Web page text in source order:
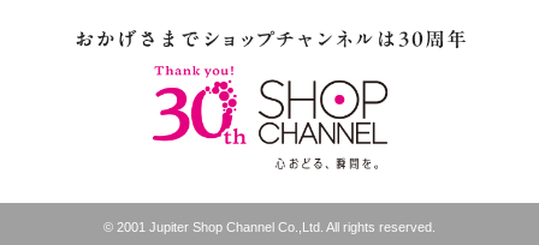
© 2001 Jupiter Shop Channel Co.,Ltd. All rights reserved.